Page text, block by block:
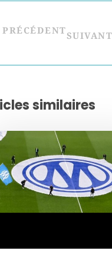
PRÉCÉDENTSUIVANT
similaires